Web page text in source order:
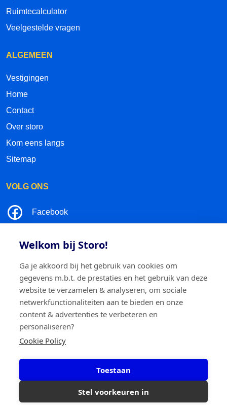
Welkom bij Storo!
Ga je akkoord bij het gebruik van cookies om
gegevens m.b.t. de prestaties en het gebruik van deze
website te verzamelen & analyseren, om sociale
netwerkfunctionaliteiten aan te bieden en onze
content & advertenties te verbeteren en
personaliseren?
Cookie Policy
Toestaan
Stel voorkeuren in
Ruimtecalculator
Veelgestelde vragen
ALGEMEEN
Vestigingen
Home
Contact
Over storo
Kom eens langs
Sitemap
VOLG ONS
Facebook
TikTok
©2026 Storo
Storo BV 0717.595.310